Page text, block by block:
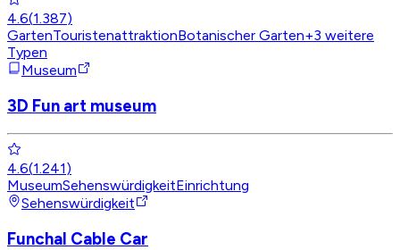
4.6(1.387)
GartenTouristenattraktionBotanischer Garten+3 weitere
Typen
Museum
3D Fun art museum
4.6(1.241)
MuseumSehenswürdigkeitEinrichtung
Sehenswürdigkeit
Funchal Cable Car